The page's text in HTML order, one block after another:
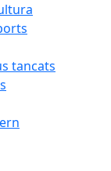
tancats